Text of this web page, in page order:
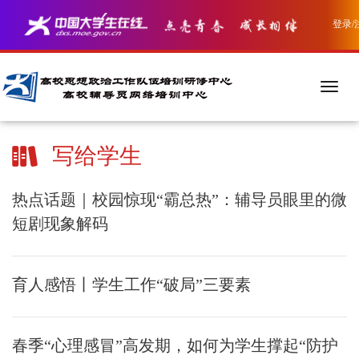
登录/
写给学生
热点话题｜校园惊现“霸总热”：辅导员眼里的微
短剧现象解码
育人感悟丨学生工作“破局”三要素
春季“心理感冒”高发期，如何为学生撑起“防护